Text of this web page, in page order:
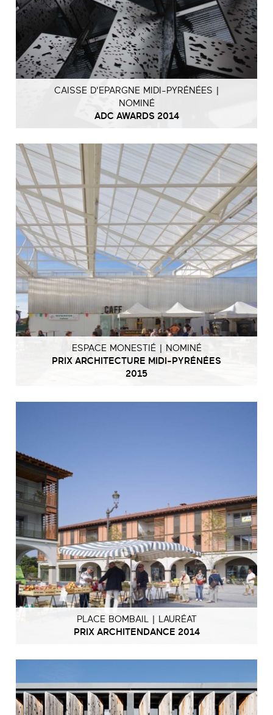
CAISSE D'EPARGNE MIDI-PYRÉNÉES |
NOMINÉ
ADC AWARDS 2014
ESPACE MONESTIÉ | NOMINÉ
PRIX ARCHITECTURE MIDI-PYRÉNÉES
2015
PLACE BOMBAIL | LAURÉAT
PRIX ARCHITENDANCE 2014